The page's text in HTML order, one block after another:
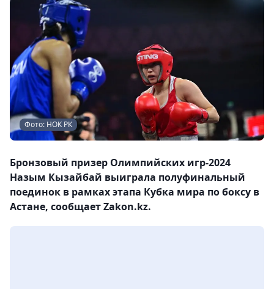
Фото: НОК РК
Бронзовый призер Олимпийских игр-2024
Назым Кызайбай выиграла полуфинальный
поединок в рамках этапа Кубка мира по боксу в
Астане, сообщает Zakon.kz.